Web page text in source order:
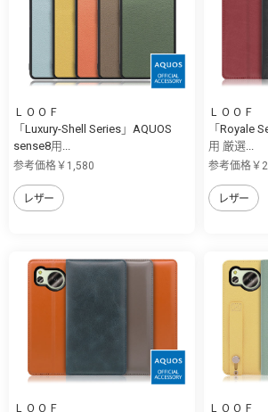
ＬＯＯＦ
「Luxury-Shell Series」AQUOS
sense8用...
参考価格￥1,580
レザー
ＬＯＯＦ
「Royale
用 厳選...
参考価格￥
レザー
ＬＯＯＦ
ＬＯＯＦ